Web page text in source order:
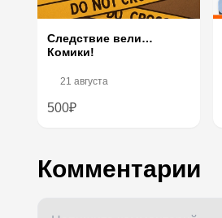
Следствие вели…
Комики!
21 августа
500₽
Комментарии